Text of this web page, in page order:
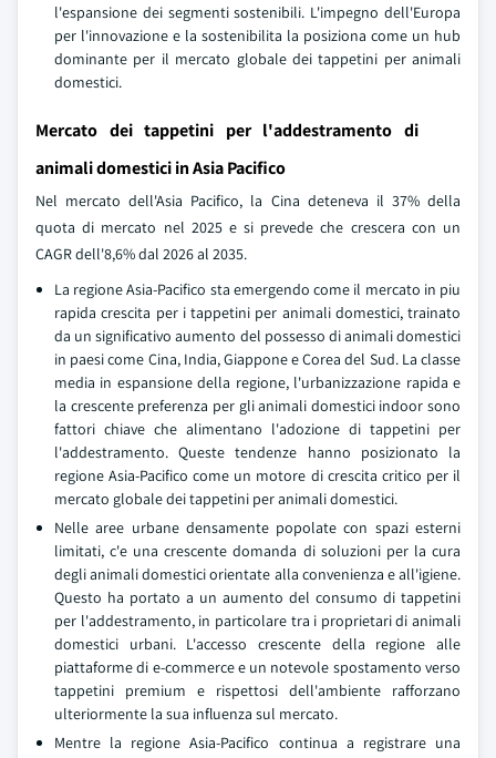
l'espansione dei segmenti sostenibili. L'impegno dell'Europa
per l'innovazione e la sostenibilita la posiziona come un hub
dominante per il mercato globale dei tappetini per animali
domestici.
Mercato dei tappetini per l'addestramento di
animali domestici in Asia Pacifico
Nel mercato dell'Asia Pacifico, la Cina deteneva il 37% della
quota di mercato nel 2025 e si prevede che crescera con un
CAGR dell'8,6% dal 2026 al 2035.
La regione Asia-Pacifico sta emergendo come il mercato in piu
rapida crescita per i tappetini per animali domestici, trainato
da un significativo aumento del possesso di animali domestici
in paesi come Cina, India, Giappone e Corea del Sud. La classe
media in espansione della regione, l'urbanizzazione rapida e
la crescente preferenza per gli animali domestici indoor sono
fattori chiave che alimentano l'adozione di tappetini per
l'addestramento. Queste tendenze hanno posizionato la
regione Asia-Pacifico come un motore di crescita critico per il
mercato globale dei tappetini per animali domestici.
Nelle aree urbane densamente popolate con spazi esterni
limitati, c'e una crescente domanda di soluzioni per la cura
degli animali domestici orientate alla convenienza e all'igiene.
Questo ha portato a un aumento del consumo di tappetini
per l'addestramento, in particolare tra i proprietari di animali
domestici urbani. L'accesso crescente della regione alle
piattaforme di e-commerce e un notevole spostamento verso
tappetini premium e rispettosi dell'ambiente rafforzano
ulteriormente la sua influenza sul mercato.
Mentre la regione Asia-Pacifico continua a registrare una